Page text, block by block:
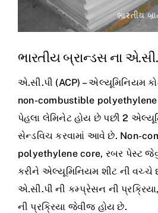
ભારતીય બ્રાન્ડસ ના
એ.સી.પી (ACP) – એલ્યૂમિનિયમ
non-combustible
પેહલા લેમિનેટ હોય છે પછી 2
સેન્ડવિચ કરવામાં આવે છે. Non-
polyethylene core, રબર પેસ્ટ
કરીને એલ્યૂમિનિયમ શીટ ની
એ.સી.પી ની કમ્પ્રેસન ની
ની પ્રક્રિયા જેવીજ હોય છે.